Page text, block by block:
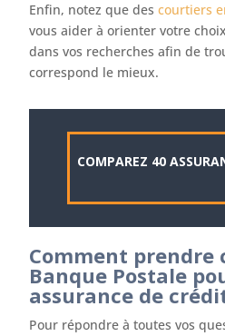
Enfin, notez que descourtiers
vous aider à orienter votre
dans vos recherches afin de
correspond le mieux.
COMPAREZ 40
Comment prendre
Banque Postale
assurance de
Pour répondre à toutes vos